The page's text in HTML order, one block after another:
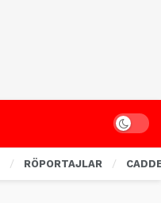
Dark
RÖPORTAJLAR